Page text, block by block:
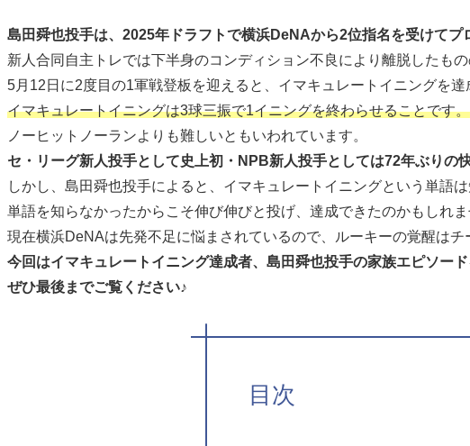
島田舜也投手は、2025年ドラフトで横浜DeNAから2位指名を受けてプ
新人合同自主トレでは下半身のコンディション不良により離脱したも
5月12日に2度目の1軍戦登板を迎えると、イマキュレートイニングを達
イマキュレートイニングは3球三振で1イニングを終わらせることです。
ノーヒットノーランよりも難しいともいわれています。
セ・リーグ新人投手として史上初・NPB新人投手としては72年ぶりの快
しかし、島田舜也投手によると、イマキュレートイニングという単語は
単語を知らなかったからこそ伸び伸びと投げ、達成できたのかもしれま
現在横浜DeNAは先発不足に悩まされているので、ルーキーの覚醒はチ
今回はイマキュレートイニング達成者、島田舜也投手の家族エピソード
ぜひ最後までご覧ください♪
目次